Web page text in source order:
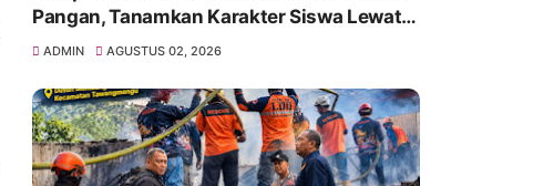
Pangan, Tanamkan Karakter Siswa Lewat
Aksi Nyata
ADMIN AGUSTUS 02, 2026